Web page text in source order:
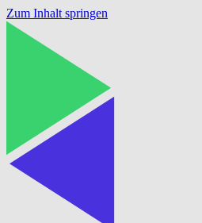
Zum Inhalt springen